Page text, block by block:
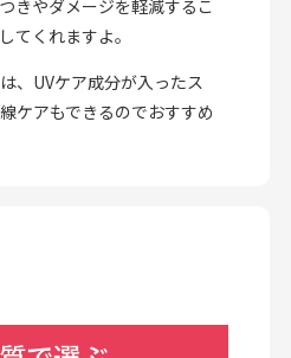
きやダメージを軽減するこ
てくれますよ。
、UVケア成分が入ったス
ケアもできるのでおすすめ